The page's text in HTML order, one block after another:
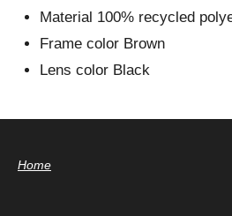
Material 100% recycled
Frame color Brown
Lens color Black
Home